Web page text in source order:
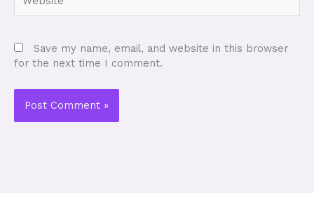
Save my name, email, and website in this browser
for the next time I comment.